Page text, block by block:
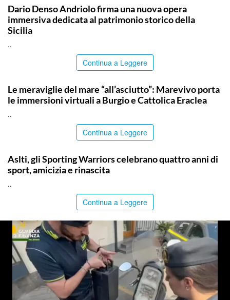
Dario Denso Andriolo firma una nuova opera
immersiva dedicata al patrimonio storico della
Sicilia
..
Continua a Leggere
Le meraviglie del mare “all’asciutto”: Marevivo porta
le immersioni virtuali a Burgio e Cattolica Eraclea
..
Continua a Leggere
Aslti, gli Sporting Warriors celebrano quattro anni di
sport, amicizia e rinascita
..
Continua a Leggere